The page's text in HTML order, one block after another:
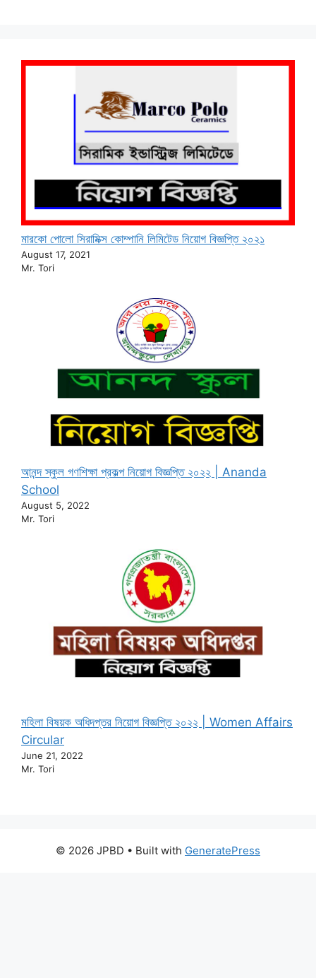
মারকো পোলো সিরামিক্স কোম্পানি লিমিটেড নিয়োগ বিজ্ঞপ্তি ২০২১
August 17, 2021
Mr. Tori
আনন্দ স্কুল গণশিক্ষা প্রকল্প নিয়োগ বিজ্ঞপ্তি ২০২২ | Ananda
School
August 5, 2022
Mr. Tori
মহিলা বিষয়ক অধিদপ্তর নিয়োগ বিজ্ঞপ্তি ২০২২ | Women Affairs
Circular
June 21, 2022
Mr. Tori
© 2026 JPBD • Built with GeneratePress